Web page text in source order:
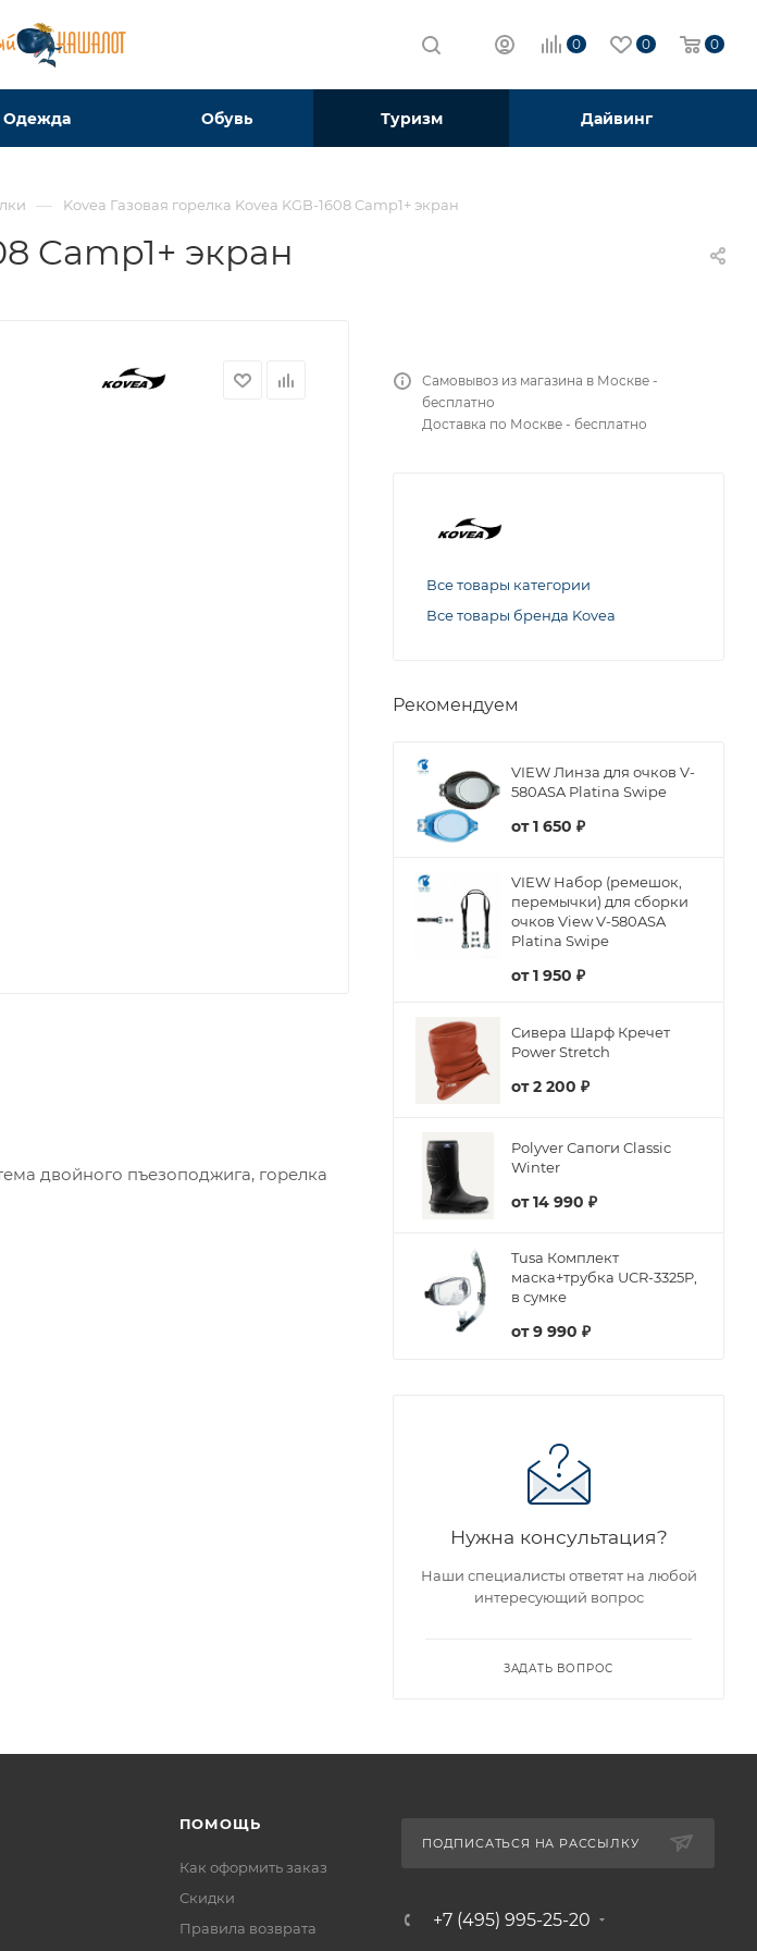
0 0 0
Одежда Обувь Туризм Дайвинг
— Kovea Газовая горелка Kovea KGB-1608 Camp1+ экран
Camp1+ экран
двойного пъезоподжига, горелка
Самовывоз из магазина в Москве -
бесплатно
Доставка по Москве - бесплатно
Все товары категории
Все товары бренда Kovea
Рекомендуем
VIEW Линза для очков V-
580ASA Platina Swipe
от1 650 ₽
VIEW Набор (ремешок,
перемычки) для сборки
очков View V-580ASA
Platina Swipe
от1 950 ₽
Сивера Шарф Кречет
Power Stretch
от2 200 ₽
Polyver Сапоги Classic
Winter
от14 990 ₽
Tusa Комплект
маска+трубка UCR-3325P,
в сумке
от9 990 ₽
Нужна консультация?
Наши специалисты ответят на любой
интересующий вопрос
ЗАДАТЬ ВОПРОС
ПОМОЩЬ
Как оформить заказ
Скидки
Правила возврата
ПОДПИСАТЬСЯ НА РАССЫЛКУ
+7 (495) 995-25-20​